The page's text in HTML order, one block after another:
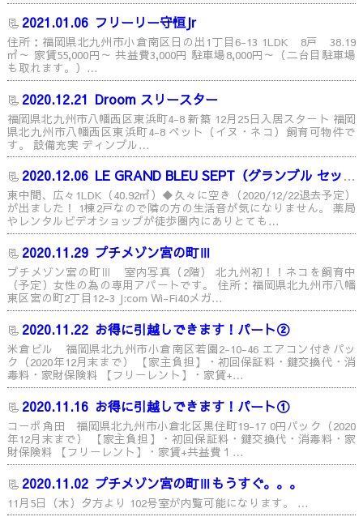
2021.01.06 フリーリー守恒Jr
住所：福岡県北九州市小倉南区日の出1丁目6-13 1LDK 8戸 38.19
㎡～ 家賃55,000円～ 共益費3,000円 駐車場8,000円～（二台目駐車場
も取れます。）…
2020.12.21 Droom スリースター
福岡県北九州市八幡西区東浜町4-8 新築 12月25日入居スタート 福岡
県北九州市八幡西区東浜町4-8 ペット（イヌ・ネコ）飼育可物件で
す。 設備充実 ディンプル…
2020.12.06 LE GRAND BLEU SEPT（グランブル セット）
東中間、広々1LDK（40.92㎡）◆久々に空き（2020/12/22退去予定）
が出ました！ 1棟2戸なので隣の方の生活音が気になりません。 薬局
やレンタルビデオショップが徒歩圏内にありとても…
2020.11.29 プチメゾン宮の町Ⅲ
プチメゾン宮の町Ⅲ 室内写真（2階） 北九州初！！ネコを飼育中
（予定）女性の為の専用アパートです。 住所：福岡県北九州市八幡
東区宮の町2丁目12-3 J:com Wi-Fi40メガ…
2020.11.22 お得に引越しできます！パート②
米倉ビル 福岡県北九州市小倉南区若園2-10-46 エアコン付きパッ
ク（2020年12月末まで） 【家主負担】・初回保証料・鍵交換代・消
毒料・家財保険料 【フリーレント】・家賃+…
2020.11.16 お得に引越しできます！パート①
コーポ角田 福岡県北九州市小倉北区黒住町19-17 0円パック（2020
年12月末まで） 【家主負担】・初回保証料・鍵交換代・消毒料・家
財保険料 【フリーレント】・家賃+共益費１…
2020.11.02 プチメゾン宮の町Ⅲもうすぐ。。。
11月5日（木）夕方より 102号室が内覧可能になります。 …